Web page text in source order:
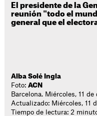
El presidente de la
reunión "todo el
general que el
Alba Solé Ingla
Foto:ACN
Barcelona. Miércoles, 11
Actualizado: Miércoles, 11
Tiempo de lectura: 2